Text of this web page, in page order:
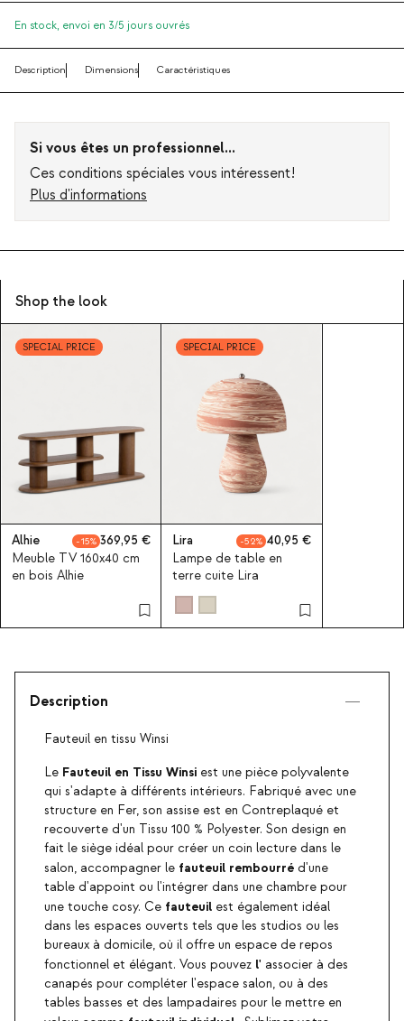
En stock, envoi en 3/5 jours ouvrés
Description Dimensions Caractéristiques
Si vous êtes un professionnel...
Ces conditions spéciales vous intéressent!
Plus d'informations
Shop the look
SPECIAL PRICE
Alhie 15
369,95
Meuble TV 160x40 cm
en bois Alhie
SPECIAL PRICE
Lira 52
40,95
Lampe de table en
terre cuite Lira
Description
Fauteuil en tissu Winsi
Le Fauteuil en Tissu Winsi est une pièce polyvalente
qui s'adapte à différents intérieurs. Fabriqué avec une
structure en Fer, son assise est en Contreplaqué et
recouverte d'un Tissu 100 % Polyester. Son design en
fait le siège idéal pour créer un coin lecture dans le
salon, accompagner le fauteuil rembourré d'une
table d'appoint ou l'intégrer dans une chambre pour
une touche cosy. Ce fauteuil est également idéal
dans les espaces ouverts tels que les studios ou les
bureaux à domicile, où il offre un espace de repos
fonctionnel et élégant. Vous pouvez l' associer à des
canapés pour compléter l'espace salon, ou à des
tables basses et des lampadaires pour le mettre en